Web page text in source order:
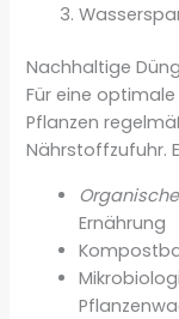
Nachhaltige
Für eine optimale
Pflanzen
Nährstoffzufuhr.
Ernährung